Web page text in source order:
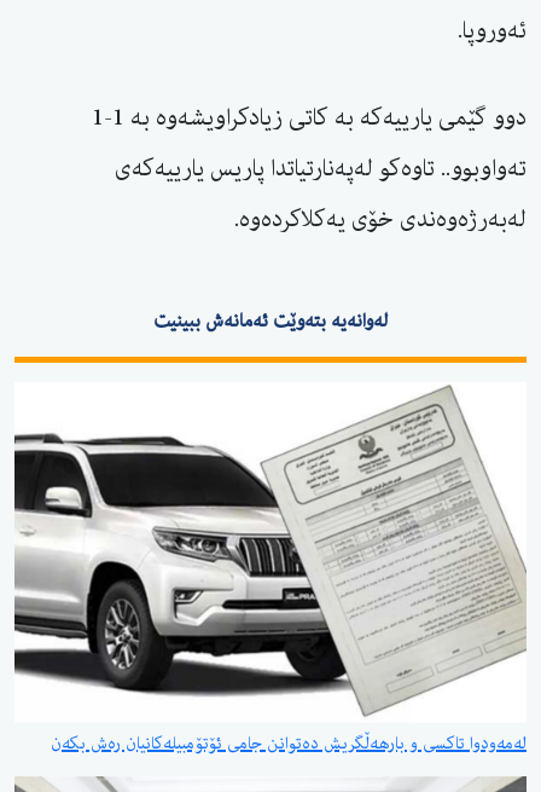
ئەوروپا.
دوو گێمی یارییەکە بە کاتی زیادکراویشەوە بە 1-1
تەواوبوو.. تاوەکو لەپەنارتیاتدا پاریس یارییەکەی
لەبەرژەوەندی خۆی یەکلاکردەوە.
لەوانەیە بتەوێت ئەمانەش ببینیت
لەمەودوا تاکسی و بارهەڵگریش دەتوانن جامی ئۆتۆمبیلەکانیان رەش بکەن